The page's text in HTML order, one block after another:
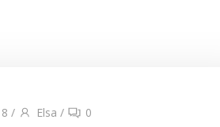
/ Elsa / 0